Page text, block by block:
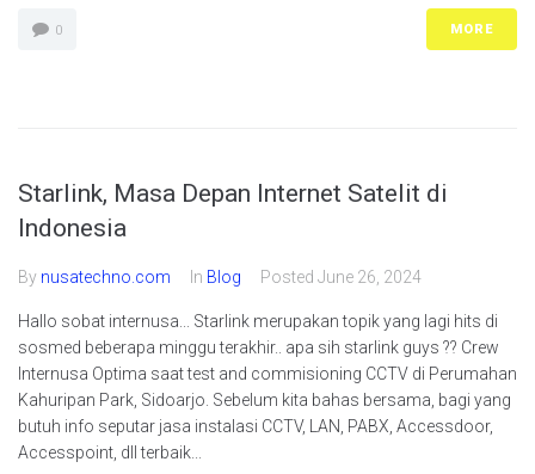
0 MORE
Starlink, Masa Depan Internet Satelit di
Indonesia
By nusatechno.com In Blog Posted June 26, 2024
Hallo sobat internusa... Starlink merupakan topik yang lagi hits di
sosmed beberapa minggu terakhir.. apa sih starlink guys ?? Crew
Internusa Optima saat test and commisioning CCTV di Perumahan
Kahuripan Park, Sidoarjo. Sebelum kita bahas bersama, bagi yang
butuh info seputar jasa instalasi CCTV, LAN, PABX, Accessdoor,
Accesspoint, dll terbaik...